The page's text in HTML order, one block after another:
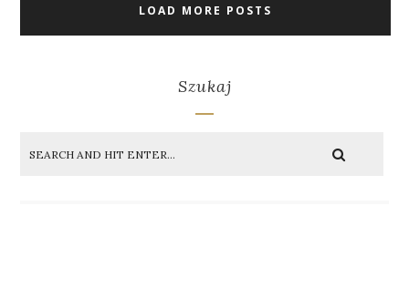
LOAD MORE POSTS
Szukaj